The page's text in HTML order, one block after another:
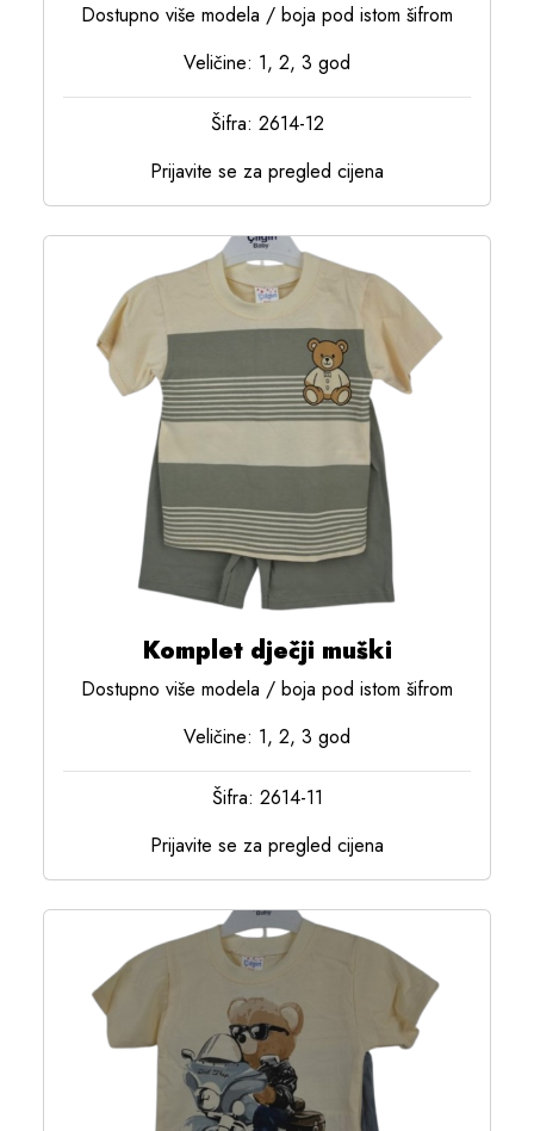
Dostupno više modela / boja pod istom šifrom
Veličine: 1, 2, 3 god
Šifra: 2614-12
Prijavite se za pregled cijena
Komplet dječji muški
Dostupno više modela / boja pod istom šifrom
Veličine: 1, 2, 3 god
Šifra: 2614-11
Prijavite se za pregled cijena